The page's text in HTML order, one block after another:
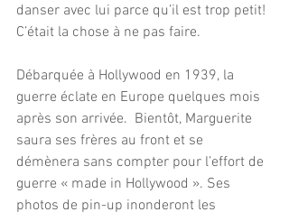
danser avec lui parce qu’il est trop petit!
C’était la chose à ne pas faire.
Débarquée à Hollywood en 1939, la
guerre éclate en Europe quelques mois
après son arrivée.  Bientôt, Marguerite
saura ses frères au front et se
démènera sans compter pour l’effort de
guerre « made in Hollywood ». Ses
photos de pin-up inonderont les